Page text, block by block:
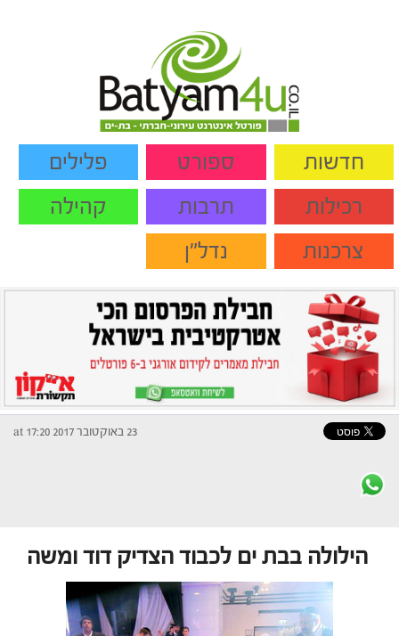
חדשות ספורט
פלילים
רכילות
תרבות
קהילה
צרכנות
נדל"ן
23 באוקטובר 2017 at 17:20
הילולה בבת ים לכבוד הצדיק דוד ומשה